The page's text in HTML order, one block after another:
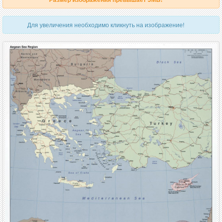
Для увеличения необходимо кликнуть на изображение!